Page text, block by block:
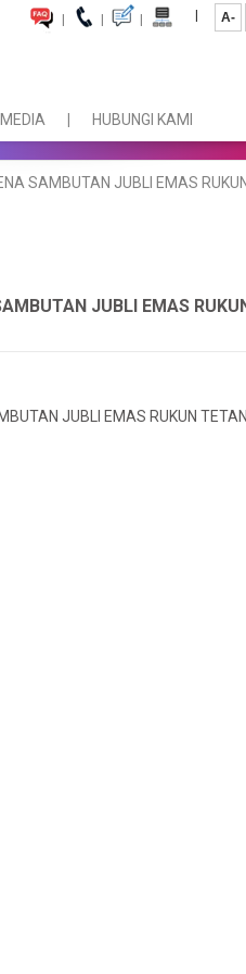
| | | | A-
MEDIA HUBUNGI KAMI
SAMBUTAN JUBLI EMAS
JUBLI EMAS
JUBLI EMAS RUKUN